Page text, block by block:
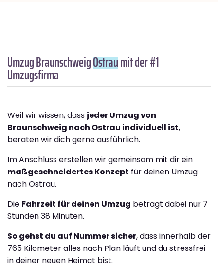
Umzug BraunschweigOstraumit der #1
Umzugsfirma
Weil wir wissen, dass jeder Umzug von
Braunschweig nach Ostrau individuell ist,
beraten wir dich gerne ausführlich.
Im Anschluss erstellen wir gemeinsam mit dir ein
maßgeschneidertes Konzept für deinen Umzug
nach Ostrau.
Die Fahrzeit für deinen Umzug beträgt dabei nur 7
Stunden 38 Minuten.
So gehst du auf Nummer sicher, dass innerhalb der
765 Kilometer alles nach Plan läuft und du stressfrei
in deiner neuen Heimat bist.